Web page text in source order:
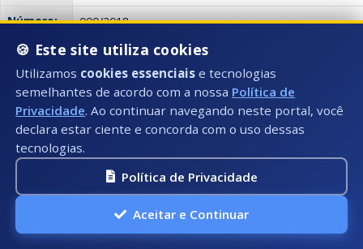
Número:
000/2018
Título:
Portaria SEMAD Nº 012/2018
Tipo:
PUBLICAÇÕES: SEMAD - SECRETARIA MUNICIPAL
Descrição:
DESIGNA SERVIDORES PARA FISCALIZAÇÃO DA
011/2017, REFERENTE A CONTRATAÇÃO DE
LICENÇA, TREINAMENTO, SUPORTE MENSAL E
OFICIAL DA PMPK E SERVIÇOS DE IMPLANTAÇÃO,
SUPORTE MENSAL DO PORTAL DA
MUNICIPAL DE PRESIDENTE KENNEDY/ES.
Anexo(s):
Portaria
🍪 Este site utiliza cookies
Utilizamos cookies essenciais e tecnologias
semelhantes de acordo com a nossa Política de
Privacidade. Ao continuar navegando neste portal, você
declara estar ciente e concorda com o uso dessas
tecnologias.
Política de Privacidade
Aceitar e Continuar